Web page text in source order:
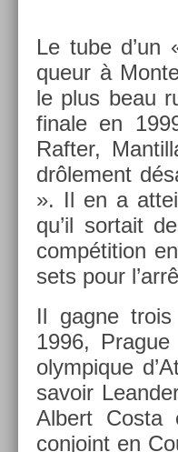
Le tube
queur à
le plus beau
fin­ale en
Raft­er,
drôle­ment
». Il en a
qu’il sor­tait
com­péti­tion
sets pour
Il gagne
1996,
olym­pique
savoir
Al­bert Costa
con­joint en